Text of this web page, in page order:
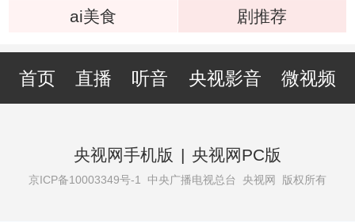
ai美食
剧推荐
首页 直播 听音 央视影音 微视频
央视网手机版 | 央视网PC版
京ICP备10003349号-1 中央广播电视总台 央视网 版权所有